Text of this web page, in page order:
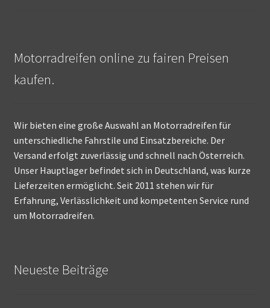
Motorradreifen online zu fairen Preisen
kaufen.
Wir bieten eine große Auswahl an Motorradreifen für
unterschiedliche Fahrstile und Einsatzbereiche. Der
Versand erfolgt zuverlässig und schnell nach Österreich.
Unser Hauptlager befindet sich in Deutschland, was kurze
Lieferzeiten ermöglicht. Seit 2011 stehen wir für
Erfahrung, Verlässlichkeit und kompetenten Service rund
um Motorradreifen.
Neueste Beiträge